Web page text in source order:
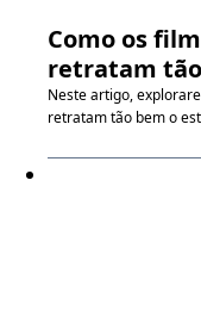
Como os
retratam tão
Neste artigo,
retratam tão bem o